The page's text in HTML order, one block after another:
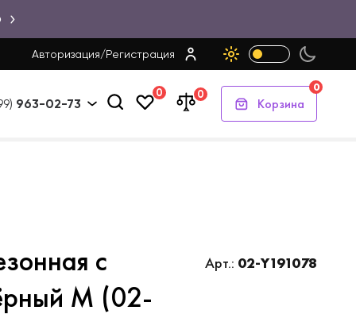
Авторизация/Регистрация
963-02-73
0 0
Корзина
0
с
M (02-
Арт.: 02-Y191078